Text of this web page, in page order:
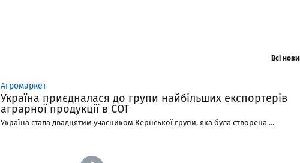
Всі
Агромаркет
Україна приєдналася до групи найбільших експортерів
аграрної продукції в СОТ
Україна стала двадцятим учасником Кернської групи, яка була створена ...